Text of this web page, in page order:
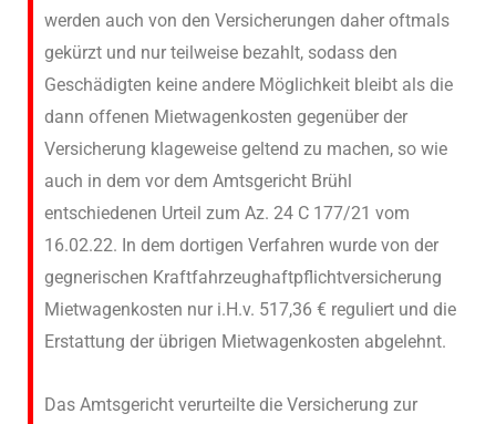
werden auch von den Versicherungen daher oftmals
gekürzt und nur teilweise bezahlt, sodass den
Geschädigten keine andere Möglichkeit bleibt als die
dann offenen Mietwagenkosten gegenüber der
Versicherung klageweise geltend zu machen, so wie
auch in dem vor dem Amtsgericht Brühl
entschiedenen Urteil zum Az. 24 C 177/21 vom
16.02.22. In dem dortigen Verfahren wurde von der
gegnerischen Kraftfahrzeughaftpflichtversicherung
Mietwagenkosten nur i.H.v. 517,36 € reguliert und die
Erstattung der übrigen Mietwagenkosten abgelehnt.
Das Amtsgericht verurteilte die Versicherung zur